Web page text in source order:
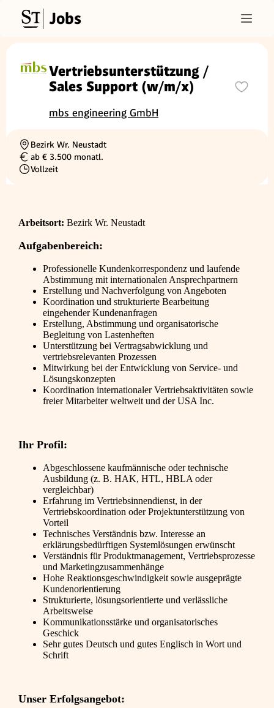
Jobs
Vertriebsunterstützung /
Sales Support (w/m/x)
mbs engineering GmbH
Ortschaft
Bezirk Wr. Neustadt
Gehalt
ab € 3.500 monatl.
Beschäftigungsart
Vollzeit
Arbeitsort: Bezirk Wr. Neustadt
Aufgabenbereich:
Professionelle Kundenkorrespondenz und laufende
Abstimmung mit internationalen Ansprechpartnern
Erstellung und Nachverfolgung von Angeboten
Koordination und strukturierte Bearbeitung
eingehender Kundenanfragen
Erstellung, Abstimmung und organisatorische
Begleitung von Lastenheften
Unterstützung bei Vertragsabwicklung und
vertriebsrelevanten Prozessen
Mitwirkung bei der Entwicklung von Service- und
Lösungskonzepten
Koordination internationaler Vertriebsaktivitäten sowie
freier Mitarbeiter weltweit und der USA Inc.
Ihr Profil:
Abgeschlossene kaufmännische oder technische
Ausbildung (z. B. HAK, HTL, HBLA oder
vergleichbar)
Erfahrung im Vertriebsinnendienst, in der
Vertriebskoordination oder Projektunterstützung von
Vorteil
Technisches Verständnis bzw. Interesse an
erklärungsbedürftigen Systemlösungen erwünscht
Verständnis für Produktmanagement, Vertriebsprozesse
und Marketingzusammenhänge
Hohe Reaktionsgeschwindigkeit sowie ausgeprägte
Kundenorientierung
Strukturierte, lösungsorientierte und verlässliche
Arbeitsweise
Kommunikationsstärke und organisatorisches
Geschick
Sehr gutes Deutsch und gutes Englisch in Wort und
Schrift
Unser Erfolgsangebot: